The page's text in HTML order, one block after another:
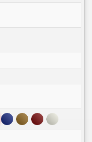
Xanh Nâu Đỏ Trắng